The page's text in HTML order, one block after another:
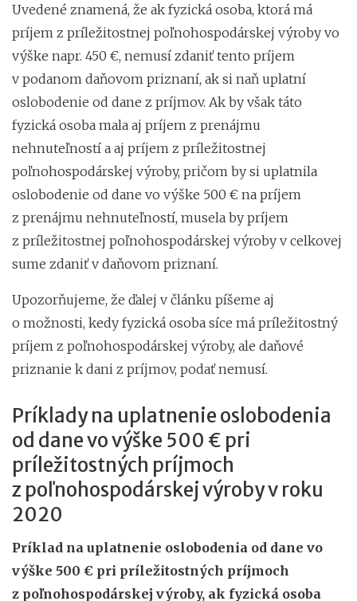
Uvedené znamená, že ak fyzická osoba, ktorá má
príjem z príležitostnej poľnohospodárskej výroby vo
výške napr. 450 €, nemusí zdaniť tento príjem
v podanom daňovom priznaní, ak si naň uplatní
oslobodenie od dane z príjmov. Ak by však táto
fyzická osoba mala aj príjem z prenájmu
nehnuteľností a aj príjem z príležitostnej
poľnohospodárskej výroby, pričom by si uplatnila
oslobodenie od dane vo výške 500 € na príjem
z prenájmu nehnuteľností, musela by príjem
z príležitostnej poľnohospodárskej výroby v celkovej
sume zdaniť v daňovom priznaní.
Upozorňujeme, že ďalej v článku píšeme aj
o možnosti, kedy fyzická osoba síce má príležitostný
príjem z poľnohospodárskej výroby, ale daňové
priznanie k dani z príjmov, podať nemusí.
Príklady na uplatnenie oslobodenia
od dane vo výške 500 € pri
príležitostných príjmoch
z poľnohospodárskej výroby v roku
2020
Príklad na uplatnenie oslobodenia od dane vo
výške 500 € pri príležitostných príjmoch
z poľnohospodárskej výroby, ak fyzická osoba